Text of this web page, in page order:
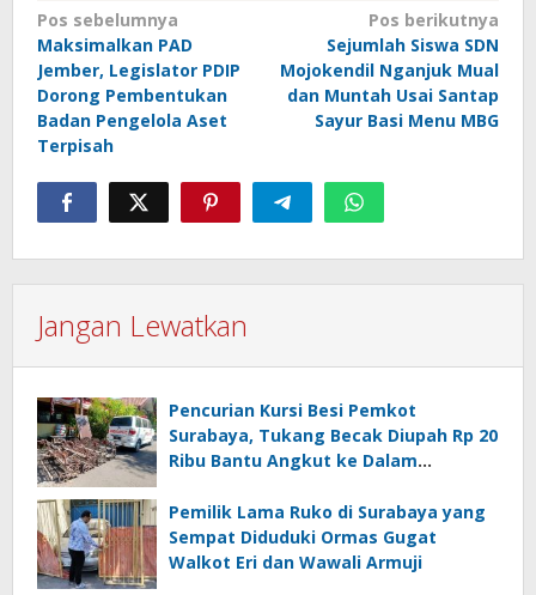
Navigasi
pos
Pos sebelumnya
Maksimalkan PAD
Jember, Legislator PDIP
Dorong Pembentukan
Badan Pengelola Aset
Terpisah
Pos berikutnya
Sejumlah Siswa SDN
Mojokendil Nganjuk Mual
dan Muntah Usai Santap
Sayur Basi Menu MBG
Jangan Lewatkan
Pencurian Kursi Besi Pemkot
Surabaya, Tukang Becak Diupah Rp 20
Ribu Bantu Angkut ke Dalam
Pemilik Lama Ruko di Surabaya yang
Sempat Diduduki Ormas Gugat
Walkot Eri dan Wawali Armuji